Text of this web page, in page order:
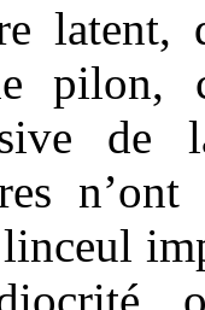
le
de
n’ont